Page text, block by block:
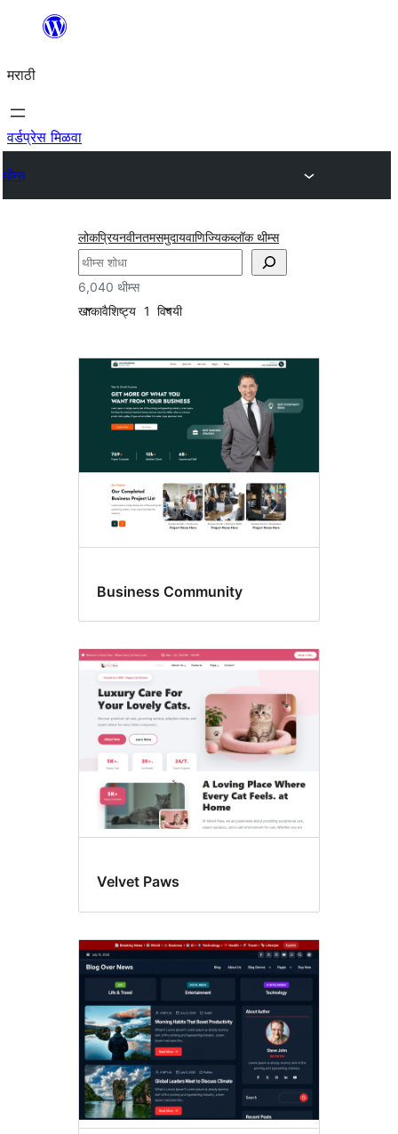
सामुग्रीवर
मराठी
वर्डप्रेस मिळवा
थीम्स
लोकप्रियनवीनतमसमुदायवाणिज्यिकब्लॉक थीम्स
शोधा
6,040 थीम्स
खाकावैशिष्ट्य 1 विषयी
Business Community
Velvet Paws